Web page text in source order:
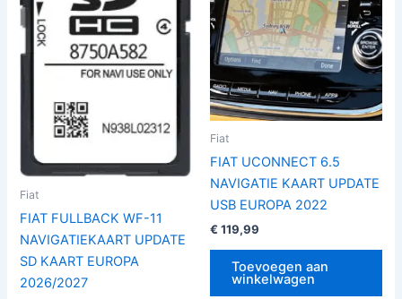
Fiat
FIAT FULLBACK WF-11
NAVIGATIEKAART UPDATE
SD KAART EUROPA
2026/2027
Fiat
FIAT UCONNECT 6.5
NAVIGATIE KAART UPDATE
USB EUROPA 2022
€ 119,99
Toevoegen aan
winkelwagen